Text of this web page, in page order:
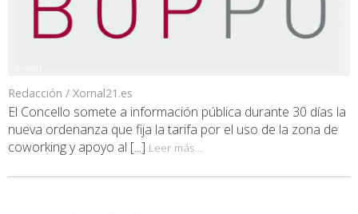
Redacción / Xornal21.es
El Concello somete a información pública durante 30 días la
nueva ordenanza que fija la tarifa por el uso de la zona de
coworking y apoyo al [...] Leer más...